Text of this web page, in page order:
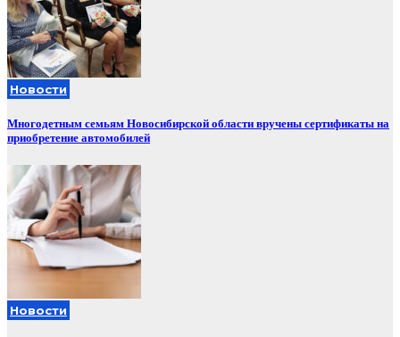
Новости
Многодетным семьям Новосибирской области вручены сертификаты на
приобретение автомобилей
Новости